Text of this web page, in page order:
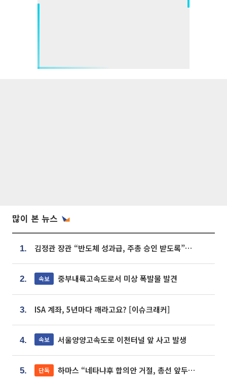
많이 본 뉴스
1. 김정관 장관 “반도체 성과급, 주총 승인 받도록”…상법·자본시장법 개정 시사
2. 속보 중부내륙고속도로서 미상 폭발물 발견
3. ISA 계좌, 5년마다 깨라고요? [이슈크래커]
4. 속보 서울양양고속도로 이천터널 앞 사고 발생
5. 단독 하마스 “네타냐후 합의안 거절, 총선 앞두고 시간 끌기”